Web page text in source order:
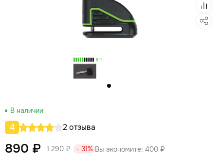
4 2 отзыва
В наличии
1 290 ₽ - 31%
890 ₽ Вы экономите: 400 ₽